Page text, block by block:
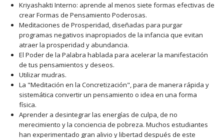
Kriyashakti Interno: aprende al menos siete formas efectivas de
crear Formas de Pensamiento Poderosas.
Meditaciones de Prosperidad, diseñadas para purgar
programas negativos inapropiados de la infancia que evitan
atraer la prosperidad y abundancia.
El Poder de la Palabra hablada para acelerar la manifestación
de tus pensamientos y deseos.
Utilizar mudras.
La "Meditación en la Concretización", para de manera rápida y
sistemática convertir un pensamiento o idea en una forma
física.
Aprender a desintegrar las energías de culpa, de no
merecimiento y la conciencia de pobreza. Muchos estudiantes
han experimentado gran alivio y libertad después de este